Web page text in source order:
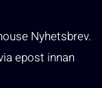
Nyhetsbrev.
epost innan